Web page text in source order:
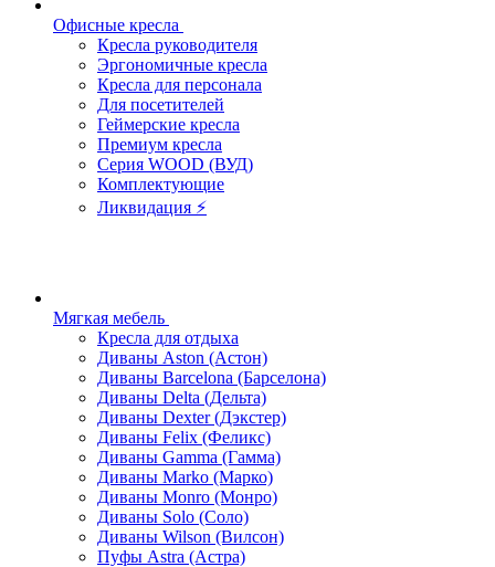
Офисные кресла
Кресла руководителя
Эргономичные кресла
Кресла для персонала
Для посетителей
Геймерские кресла
Премиум кресла
Серия WOOD (ВУД)
Комплектующие
Ликвидация ⚡
Мягкая мебель
Кресла для отдыха
Диваны Aston (Астон)
Диваны Barcelona (Барселона)
Диваны Delta (Дельта)
Диваны Dexter (Дэкстер)
Диваны Felix (Феликс)
Диваны Gamma (Гамма)
Диваны Marko (Марко)
Диваны Monro (Монро)
Диваны Solo (Соло)
Диваны Wilson (Вилсон)
Пуфы Astra (Астра)